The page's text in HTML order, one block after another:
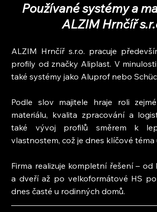
Používané systémy a
ALZIM Hrnčíř
ALZIM Hrnčíř s.r.o. pracuje
profily od značky Aliplast. V
také systémy jako Aluprof nebo
Podle slov majitele hraje roli
materiálu, kvalita zpracování a
také vývoj profilů směrem k
vlastnostem, což je dnes klíčové téma
Firma realizuje kompletní řešení – od
a dveří až po velkoformátové HS
dnes časté u rodinných domů.